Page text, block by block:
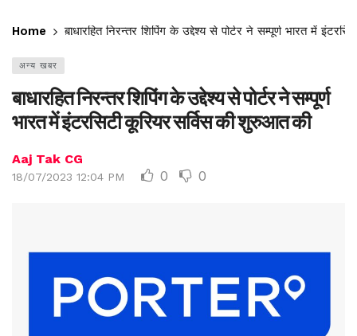
Home बाधारहित निरन्तर शिपिंग के उद्देश्य से पोर्टर ने सम्पूर्ण भारत में
अन्य खबर
बाधारहित निरन्तर शिपिंग के उद्देश्य से पोर्टर ने सम्पूर्ण
भारत में इंटरसिटी कूरियर सर्विस की शुरुआत की
Aaj Tak CG
18/07/2023 12:04 PM 0 0